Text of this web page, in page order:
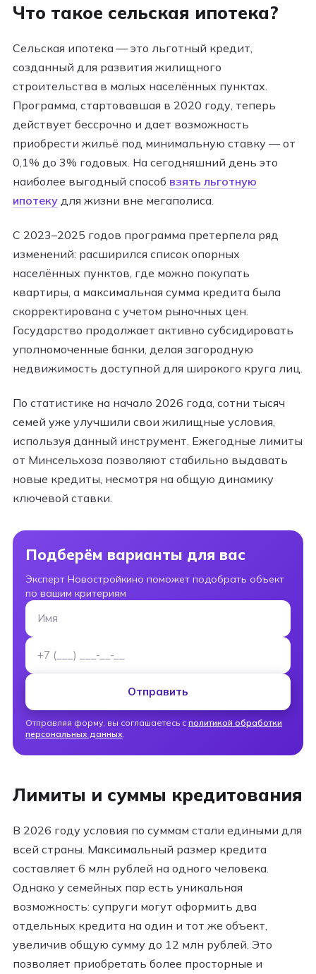
Что такое сельская ипотека?
Сельская ипотека — это льготный кредит,
созданный для развития жилищного
строительства в малых населённых пунктах.
Программа, стартовавшая в 2020 году, теперь
действует бессрочно и дает возможность
приобрести жильё под минимальную ставку — от
0,1% до 3% годовых. На сегодняшний день это
наиболее выгодный способ взять льготную
ипотеку для жизни вне мегаполиса.
С 2023–2025 годов программа претерпела ряд
изменений: расширился список опорных
населённых пунктов, где можно покупать
квартиры, а максимальная сумма кредита была
скорректирована с учетом рыночных цен.
Государство продолжает активно субсидировать
уполномоченные банки, делая загородную
недвижимость доступной для широкого круга лиц.
По статистике на начало 2026 года, сотни тысяч
семей уже улучшили свои жилищные условия,
используя данный инструмент. Ежегодные лимиты
от Минсельхоза позволяют стабильно выдавать
новые кредиты, несмотря на общую динамику
ключевой ставки.
Подберём варианты для вас
Эксперт Новостройкино поможет подобрать объект
по вашим критериям
Имя
Номер телефона
Отправить
Отправляя форму, вы соглашаетесь с политикой обработки
персональных данных
Лимиты и суммы кредитования
В 2026 году условия по суммам стали едиными для
всей страны. Максимальный размер кредита
составляет 6 млн рублей на одного человека.
Однако у семейных пар есть уникальная
возможность: супруги могут оформить два
отдельных кредита на один и тот же объект,
увеличив общую сумму до 12 млн рублей. Это
позволяет приобретать более просторные и